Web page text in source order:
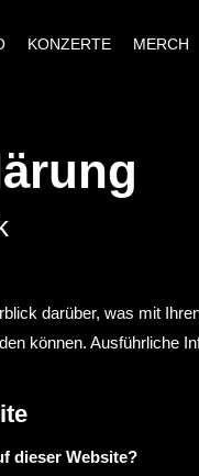
KONZERTE MERCH
darüber, was mit
können. Ausführliche
dieser Website?